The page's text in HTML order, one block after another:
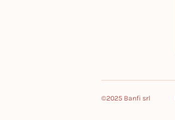
©2025 Banfi srl